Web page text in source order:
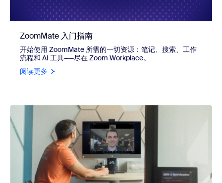
ZoomMate 入门指南
开始使用 ZoomMate 所需的一切资源：笔记、搜索、工作
流程和 AI 工具——尽在 Zoom Workplace。
阅读更多